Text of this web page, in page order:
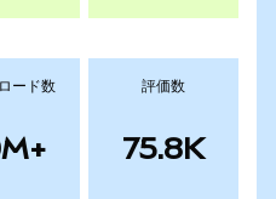
ード数 評価数
75.8K